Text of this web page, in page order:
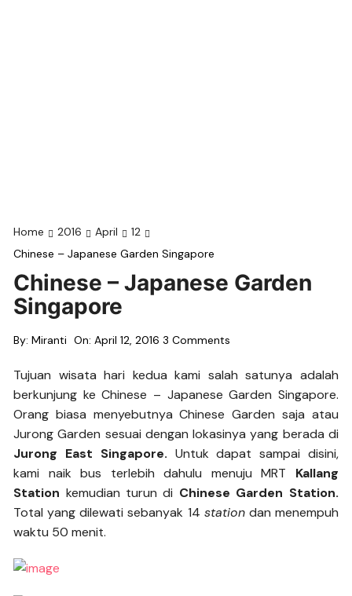
Home 2016 April
12
Chinese – Japanese Garden Singapore
Chinese – Japanese Garden
Singapore
By: Miranti On:April 12, 2016 3 Comments
Tujuan wisata hari kedua kami salah satunya adalah
berkunjung ke Chinese – Japanese Garden Singapore.
Orang biasa menyebutnya Chinese Garden saja atau
Jurong Garden sesuai dengan lokasinya yang berada di
Jurong East Singapore. Untuk dapat sampai disini,
kami naik bus terlebih dahulu menuju MRT Kallang
Station kemudian turun di Chinese Garden Station.
Total yang dilewati sebanyak 14 stationdan menempuh
waktu 50 menit.